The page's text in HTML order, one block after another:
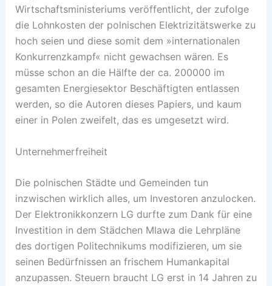
Wirtschaftsministeriums veröffentlicht, der zufolge
die Lohnkosten der polnischen Elektrizitätswerke zu
hoch seien und diese somit dem »internationalen
Konkurrenzkampf« nicht gewachsen wären. Es
müsse schon an die Hälfte der ca. 200000 im
gesamten Energiesektor Beschäftigten entlassen
werden, so die Autoren dieses Papiers, und kaum
einer in Polen zweifelt, das es umgesetzt wird.
Unternehmerfreiheit
Die polnischen Städte und Gemeinden tun
inzwischen wirklich alles, um Investoren anzulocken.
Der Elektronikkonzern LG durfte zum Dank für eine
Investition in dem Städchen Mlawa die Lehrpläne
des dortigen Politechnikums modifizieren, um sie
seinen Bedürfnissen an frischem Humankapital
anzupassen. Steuern braucht LG erst in 14 Jahren zu